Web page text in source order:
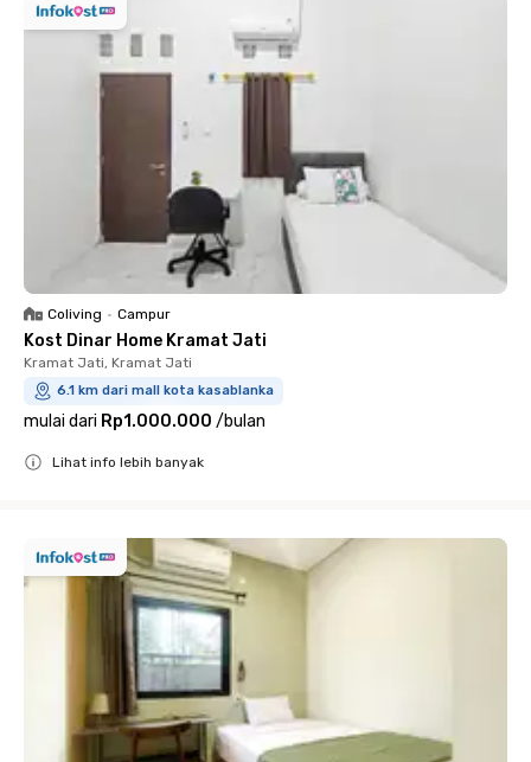
Coliving • Campur
Kost Dinar Home Kramat Jati
Kramat Jati, Kramat Jati
6.1 km dari mall kota kasablanka
mulai dari Rp1.000.000 /bulan
Lihat info lebih banyak